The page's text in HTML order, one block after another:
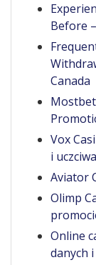
Before
Canada
Vox
i
Aviator
Olimp
Online
danych